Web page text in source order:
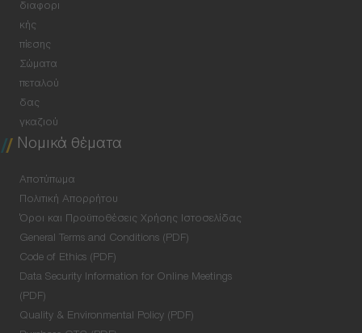
διαφορι
κής
πίεσης
Σώματα
πεταλού
δας
γκαζιού
Νομικά θέματα
Αποτύπωμα
Πολιτική Απορρήτου
Όροι και Προϋποθέσεις Χρήσης Ιστοσελίδας
General Terms and Conditions (PDF)
Code of Ethics (PDF)
Data Security Information for Online Meetings
(PDF)
Quality & Environmental Policy (PDF)